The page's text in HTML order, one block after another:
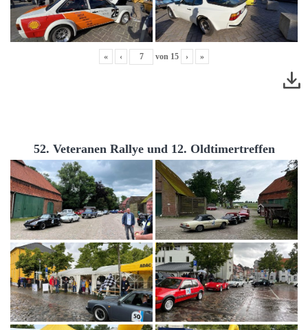
« ‹ von 15 › »
52. Veteranen Rallye und 12. Oldtimertreffen